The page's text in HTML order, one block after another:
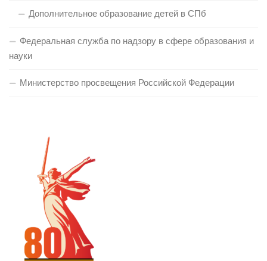
Дополнительное образование детей в СПб
Федеральная служба по надзору в сфере образования и
науки
Министерство просвещения Российской Федерации